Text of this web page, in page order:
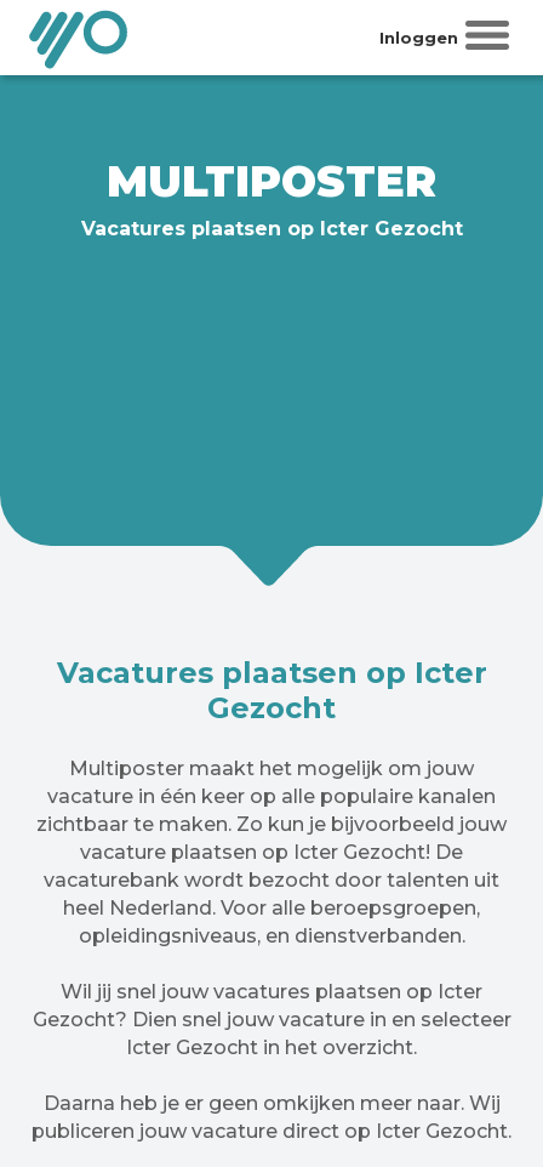
Inloggen
MULTIPOSTER
Vacatures plaatsen op Icter Gezocht
Vacatures plaatsen op Icter
Gezocht
Multiposter maakt het mogelijk om jouw
vacature in één keer op alle populaire kanalen
zichtbaar te maken. Zo kun je bijvoorbeeld jouw
vacature plaatsen op Icter Gezocht! De
vacaturebank wordt bezocht door talenten uit
heel Nederland. Voor alle beroepsgroepen,
opleidingsniveaus, en dienstverbanden.
Wil jij snel jouw vacatures plaatsen op Icter
Gezocht? Dien snel jouw vacature in en selecteer
Icter Gezocht in het overzicht.
Daarna heb je er geen omkijken meer naar. Wij
publiceren jouw vacature direct op Icter Gezocht.